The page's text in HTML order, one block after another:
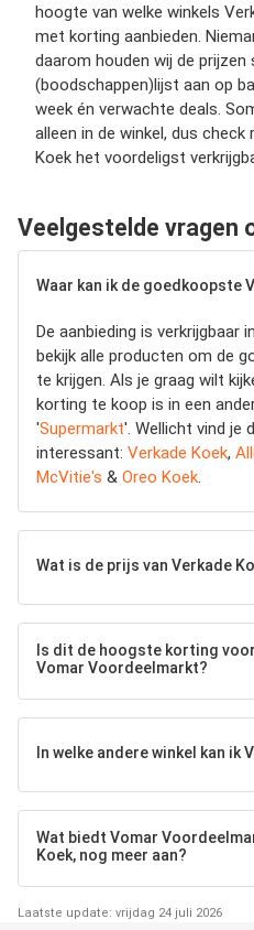
hoogte van welke winkels
met korting aanbieden.
daarom houden wij de prijzen
(boodschappen)lijst aan op
week én verwachte deals.
alleen in de winkel, dus
Koek het voordeligst
Veelgestelde vragen
Waar kan ik de goedkoopste
De aanbieding is verkrijgbaar
bekijk alle producten om de
te krijgen. Als je graag wilt
korting te koop is in een
'Supermarkt'. Wellicht vind je
interessant: Verkade Koek,
McVitie's & Oreo Koek.
Wat is de prijs van Verkade
Is dit de hoogste korting
Vomar Voordeelmarkt?
In welke andere winkel kan ik
Wat biedt Vomar
Koek, nog meer aan?
Laatste update: vrijdag 24 juli 2026